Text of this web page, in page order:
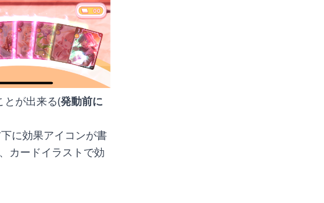
とが出来る(発動前に
に効果アイコンが書
カードイラストで効